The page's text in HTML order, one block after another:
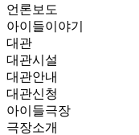
언론보도
아이들이야기
대관
대관시설
대관안내
대관신청
아이들극장
극장소개